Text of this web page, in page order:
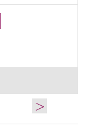
>